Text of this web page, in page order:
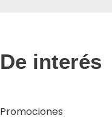
De interés
Promociones